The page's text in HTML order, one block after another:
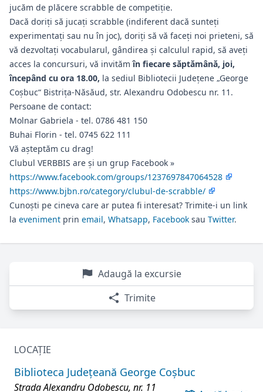
jucăm de plăcere scrabble de competiție.
Dacă doriţi să jucaţi scrabble (indiferent dacă sunteţi
experimentaţi sau nu în joc), doriţi să vă faceţi noi prieteni, să
vă dezvoltaţi vocabularul, gândirea şi calculul rapid, să aveţi
acces la concursuri, vă invităm în fiecare săptămână, joi,
începând cu ora 18.00, la sediul Bibliotecii Judeţene „George
Coşbuc“ Bistriţa-Năsăud, str. Alexandru Odobescu nr. 11.
Persoane de contact:
Molnar Gabriela - tel. 0786 481 150
Buhai Florin - tel. 0745 622 111
Vă aşteptăm cu drag!
Clubul VERBBIS are și un grup Facebook »
https://www.facebook.com/groups/1237697847064528
https://www.bjbn.ro/category/clubul-de-scrabble/
Cunoști pe cineva care ar putea fi interesat? Trimite-i un link
la eveniment prin email, Whatsapp, Facebook sau Twitter.
Adaugă la excursie
Trimite
LOCAȚIE
Biblioteca Județeană George Coșbuc
Strada Alexandru Odobescu, nr. 11